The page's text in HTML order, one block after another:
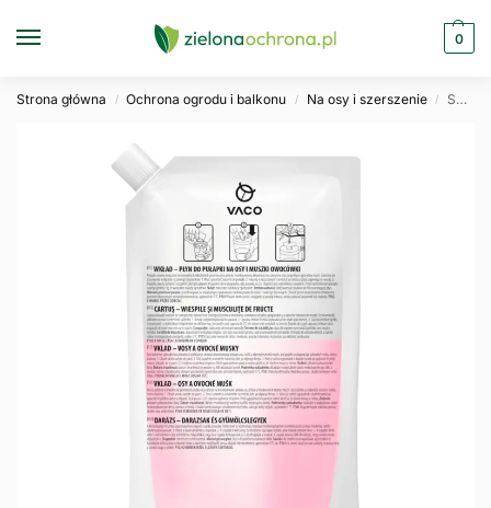
0
Strona główna / Ochrona ogrodu i balkonu / Na osy i szerszenie / Skuteczny płyn do pułapki na osy i szerszenie VACO 200ml